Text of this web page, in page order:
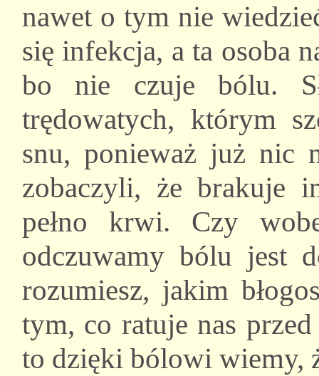
nawet o tym nie
się infekcja, a ta osoba
bo nie czuje bólu.
trędowatych, którym
snu, ponieważ już nic
zobaczyli, że brakuje
pełno krwi. Czy
odczuwamy bólu jest
rozumiesz, jakim
tym, co ratuje nas
to dzięki bólowi wiemy,